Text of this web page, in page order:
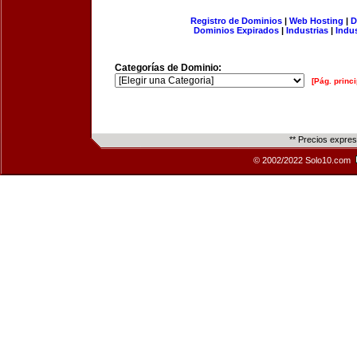
Registro de Dominios| Web Hosting |
Dominios Expirados | Industrias |
Categorías de Dominio:
[Pág.
** Precios
© 2002/2022 Solo10.com